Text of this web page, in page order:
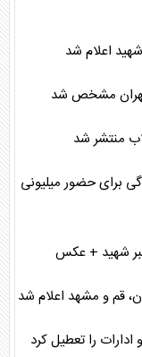
اعلام شد
تهران مشخص شد
منتشر شد
برای حضور میلیونی
شهید + عکس
قم و مشهد اعلام شد
را تعطیل کرد